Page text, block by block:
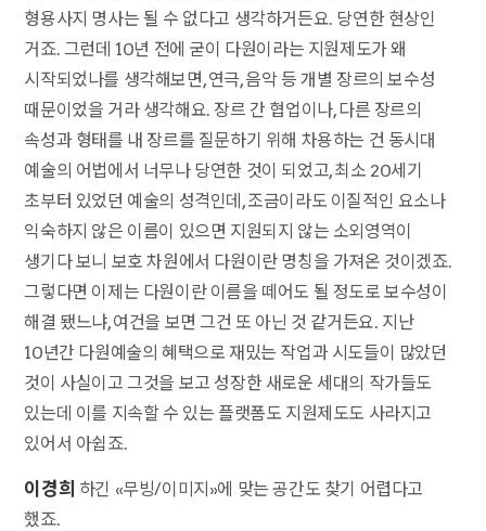
형용사지 명사는 될 수 없다고 생각하거든요. 당연한 현상인
거죠. 그런데 10년 전에 굳이 다원이라는 지원제도가 왜
시작되었나를 생각해보면, 연극, 음악 등 개별 장르의 보수성
때문이었을 거라 생각해요. 장르 간 협업이나, 다른 장르의
속성과 형태를 내 장르를 질문하기 위해 차용하는 건 동시대
예술의 어법에서 너무나 당연한 것이 되었고, 최소 20세기
초부터 있었던 예술의 성격인데, 조금이라도 이질적인 요소나
익숙하지 않은 이름이 있으면 지원되지 않는 소외영역이
생기다 보니 보호 차원에서 다원이란 명칭을 가져온 것이겠죠.
그렇다면 이제는 다원이란 이름을 떼어도 될 정도로 보수성이
해결 됐느냐, 여건을 보면 그건 또 아닌 것 같거든요. 지난
10년간 다원예술의 혜택으로 재밌는 작업과 시도들이 많았던
것이 사실이고 그것을 보고 성장한 새로운 세대의 작가들도
있는데 이를 지속할 수 있는 플랫폼도 지원제도도 사라지고
있어서 아쉽죠.
이경희 하긴 «무빙/이미지»에 맞는 공간도 찾기 어렵다고
했죠.